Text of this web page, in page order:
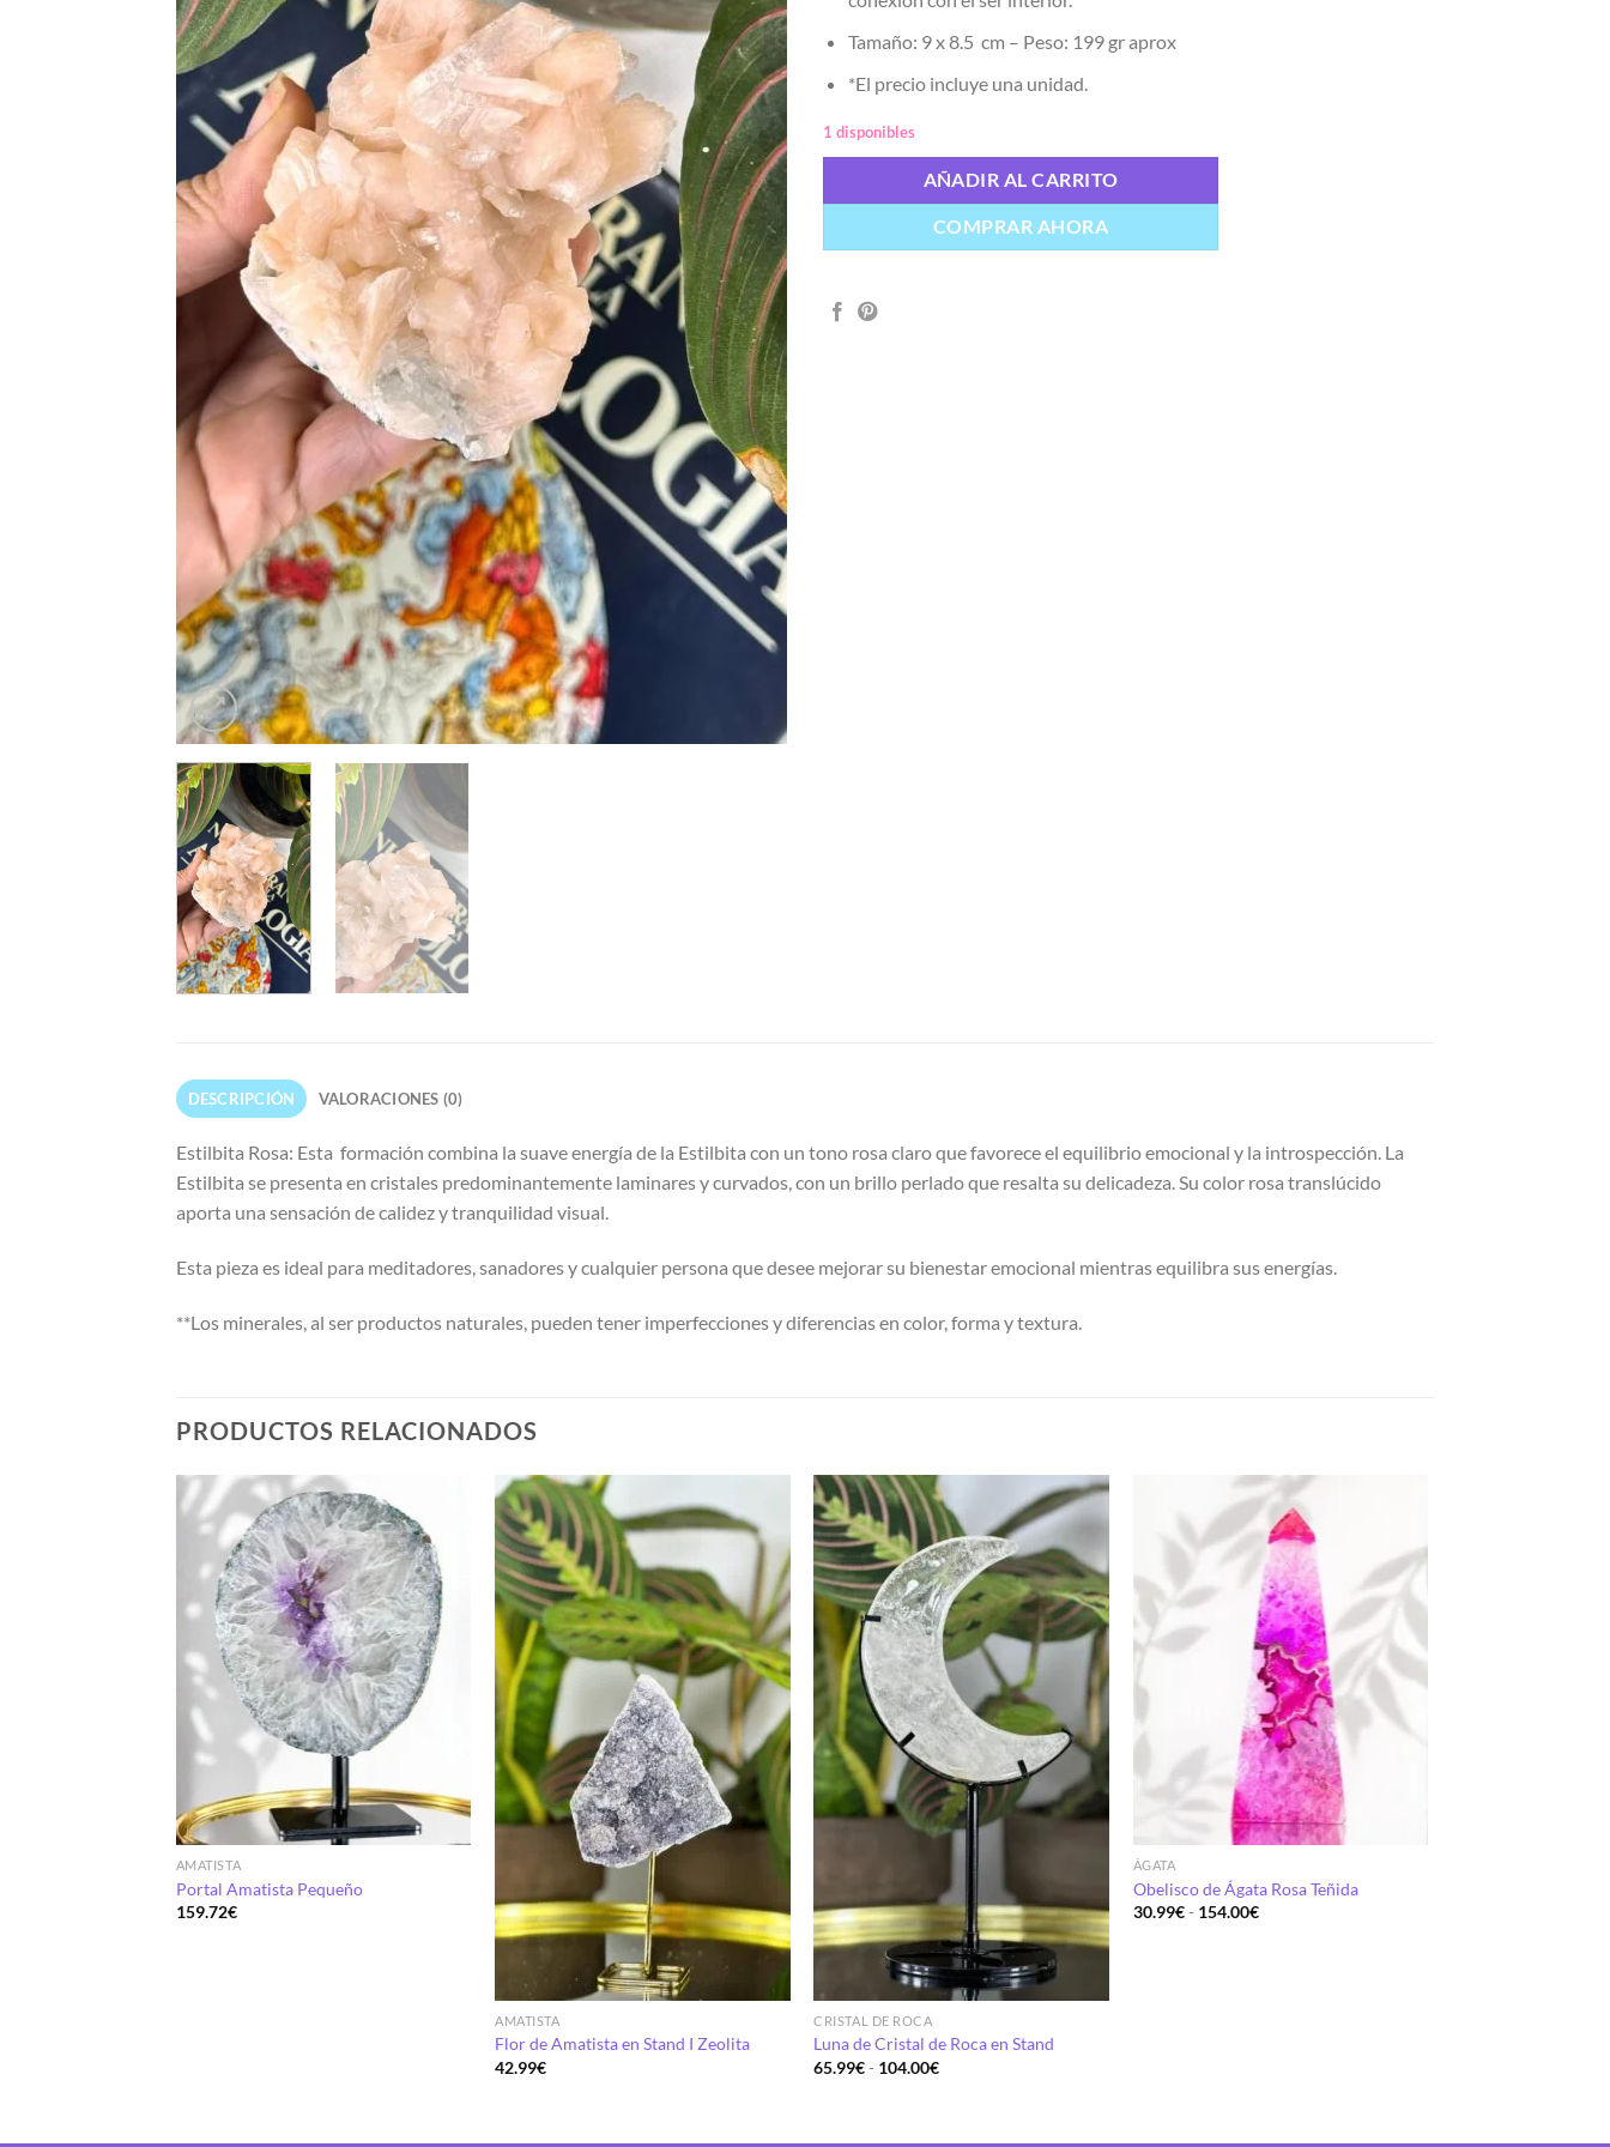
Tamaño: 9 x 8.5 cm – Peso: 199 gr aprox
*El precio incluye una unidad.
1 disponibles
AÑADIR AL CARRITO
COMPRAR AHORA
DESCRIPCIÓN VALORACIONES (0)
Estilbita Rosa: Esta formación combina la suave energía de la Estilbita con un tono rosa claro que favorece el equilibrio emocional y la introspección. La
Estilbita se presenta en cristales predominantemente laminares y curvados, con un brillo perlado que resalta su delicadeza. Su color rosa translúcido
aporta una sensación de calidez y tranquilidad visual.
Esta pieza es ideal para meditadores, sanadores y cualquier persona que desee mejorar su bienestar emocional mientras equilibra sus energías.
**Los minerales, al ser productos naturales, pueden tener imperfecciones y diferencias en color, forma y textura.
PRODUCTOS RELACIONADOS
Añadir
a la
lista de
deseos
AMATISTA
Portal Amatista Pequeño
159.72€
Añadir
a la
lista de
deseos
AMATISTA
Flor de Amatista en Stand I Zeolita
42.99€
Añadir
a la
lista de
deseos
CRISTAL DE ROCA
Luna de Cristal de Roca en Stand
65.99€- 104.00€Rango
a la
lista de
deseos
ÁGATA
Obelisco de Ágata Rosa Teñida
30.99€ - 154.00€Rango